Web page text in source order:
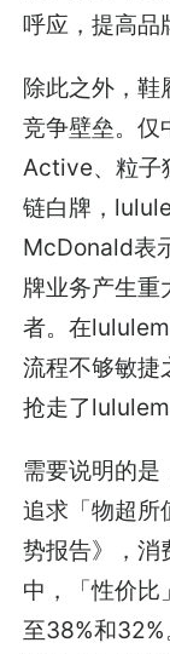
呼应，提高品
除此之外，鞋
竞争壁垒。仅
Active、粒子
链白牌，
McDonald表
牌业务产生重
者。在
流程不够敏捷
抢走了
需要说明的是
追求「物超
势报告》，消
中，「性价比
至38%和32%